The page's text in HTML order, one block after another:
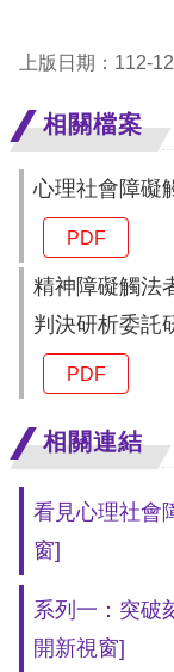
全
政
策
權
保
政
策
政
網
站
資
上版日期：112-
相關檔案
心理社會障礙
PDF
精神障礙觸法
判決研析委託
PDF
相關連結
看見心理社會
窗]
系列一：突破
開新視窗]